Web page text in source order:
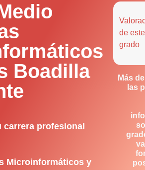
Boadilla
carrera profesional
Microinformáticos y
de este
grado
Más
las